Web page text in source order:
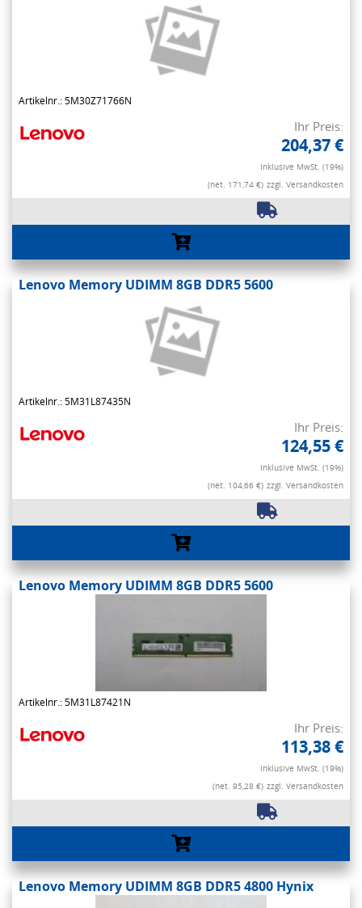
Artikelnr.: 5M30Z71766N
Ihr Preis:
204,37 €
Inklusive MwSt. (19%)
(net. 171,74 €) zzgl. Versandkosten
Lenovo Memory UDIMM 8GB DDR5 5600
Artikelnr.: 5M31L87435N
Ihr Preis:
124,55 €
Inklusive MwSt. (19%)
(net. 104,66 €) zzgl. Versandkosten
Lenovo Memory UDIMM 8GB DDR5 5600
Artikelnr.: 5M31L87421N
Ihr Preis:
113,38 €
Inklusive MwSt. (19%)
(net. 95,28 €) zzgl. Versandkosten
Lenovo Memory UDIMM 8GB DDR5 4800 Hynix